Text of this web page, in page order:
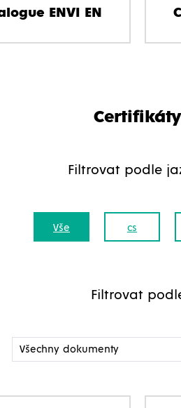
ENVI EN
Certifikáty
Filtrovat podle
Vše cs
Filtrovat